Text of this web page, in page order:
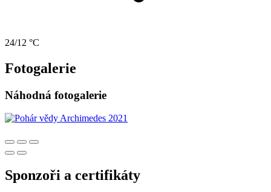
24/12 °C
Fotogalerie
Náhodná fotogalerie
Sponzoři a certifikáty